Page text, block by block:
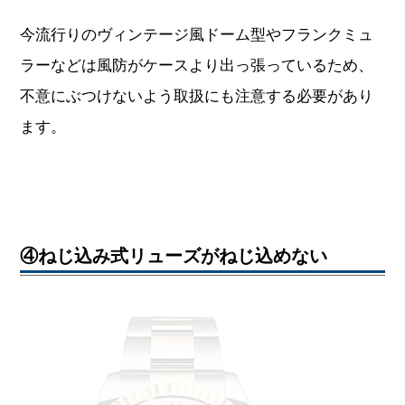
今流行りのヴィンテージ風ドーム型やフランクミュ
ラーなどは風防がケースより出っ張っているため、
不意にぶつけないよう取扱にも注意する必要があり
ます。
④ねじ込み式リューズがねじ込めない